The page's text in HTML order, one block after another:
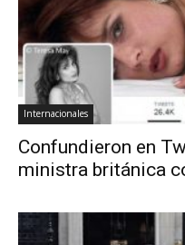
Internacionales
Confundieron en
ministra británica